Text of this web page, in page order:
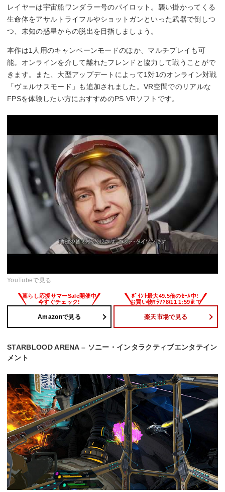
レイヤーは宇宙船ワンダラー号のパイロット。襲い掛かってくる
生命体をアサルトライフルやショットガンといった武器で倒しつ
つ、未知の惑星からの脱出を目指しましょう。
本作は1人用のキャンペーンモードのほか、マルチプレイも可
能。オンラインを介して離れたフレンドと協力して戦うことがで
きます。また、大型アップデートによって1対1のオンライン対戦
「ヴェルサスモード」も追加されました。VR空間でのリアルな
FPSを体験したい方におすすめのPS VRソフトです。
YouTubeで見る
Amazonで見る 楽天市場で見る
STARBLOOD ARENA – ソニー・インタラクティブエンタテイン
メント